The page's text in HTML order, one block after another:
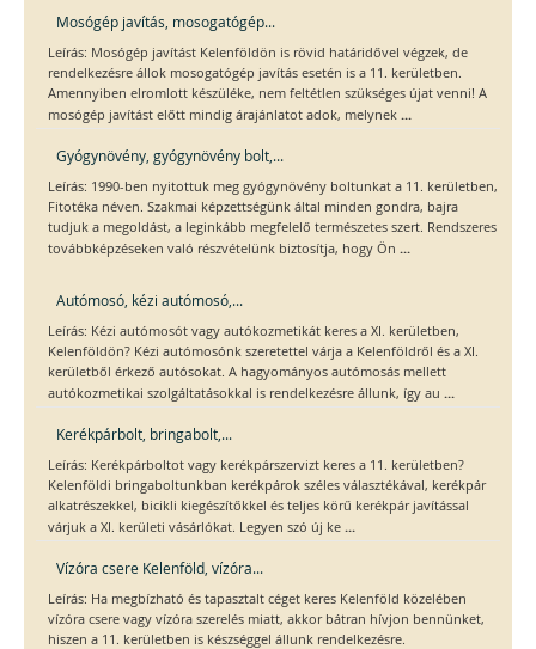
Mosógép javítás, mosogatógép...
Leírás: Mosógép javítást Kelenföldön is rövid határidővel végzek, de
rendelkezésre állok mosogatógép javítás esetén is a 11. kerületben.
Amennyiben elromlott készüléke, nem feltétlen szükséges újat venni! A
mosógép javítást előtt mindig árajánlatot adok, melynek ...
Gyógynövény, gyógynövény bolt,...
Leírás: 1990-ben nyitottuk meg gyógynövény boltunkat a 11. kerületben,
Fitotéka néven. Szakmai képzettségünk által minden gondra, bajra
tudjuk a megoldást, a leginkább megfelelő természetes szert. Rendszeres
továbbképzéseken való részvételünk biztosítja, hogy Ön ...
Autómosó, kézi autómosó,...
Leírás: Kézi autómosót vagy autókozmetikát keres a XI. kerületben,
Kelenföldön? Kézi autómosónk szeretettel várja a Kelenföldről és a XI.
kerületből érkező autósokat. A hagyományos autómosás mellett
autókozmetikai szolgáltatásokkal is rendelkezésre állunk, így au ...
Kerékpárbolt, bringabolt,...
Leírás: Kerékpárboltot vagy kerékpárszervizt keres a 11. kerületben?
Kelenföldi bringaboltunkban kerékpárok széles választékával, kerékpár
alkatrészekkel, bicikli kiegészítőkkel és teljes körű kerékpár javítással
várjuk a XI. kerületi vásárlókat. Legyen szó új ke ...
Vízóra csere Kelenföld, vízóra...
Leírás: Ha megbízható és tapasztalt céget keres Kelenföld közelében
vízóra csere vagy vízóra szerelés miatt, akkor bátran hívjon bennünket,
hiszen a 11. kerületben is készséggel állunk rendelkezésre.